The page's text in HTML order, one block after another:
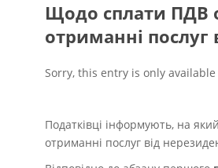
Щодо сплати ПДВ
отриманні послуг
Sorry, this entry is only
Податківці інформують, на
отриманні послуг від